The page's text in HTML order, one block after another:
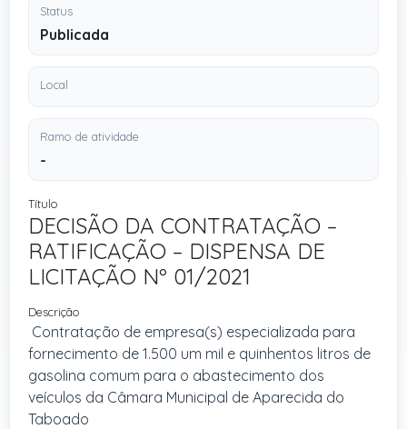
Status
Publicada
Local
Ramo de atividade
-
Título
DECISÃO DA CONTRATAÇÃO –
RATIFICAÇÃO – DISPENSA DE
LICITAÇÃO Nº 01/2021
Descrição
Contratação de empresa(s) especializada para
fornecimento de 1.500 um mil e quinhentos litros de
gasolina comum para o abastecimento dos
veículos da Câmara Municipal de Aparecida do
Taboado